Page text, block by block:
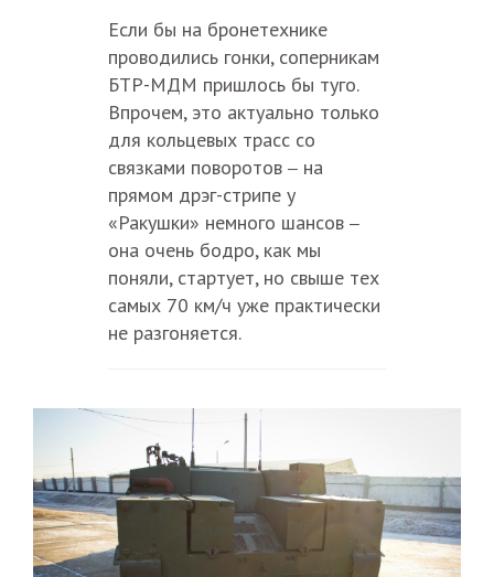
Если бы на бронетехнике
проводились гонки, соперникам
БТР-МДМ пришлось бы туго.
Впрочем, это актуально только
для кольцевых трасс со
связками поворотов –на
прямом дрэг-стрипе у
«Ракушки» немного шансов –
она очень бодро, как мы
поняли, стартует, но свыше тех
самых 70 км/ч уже практически
не разгоняется.